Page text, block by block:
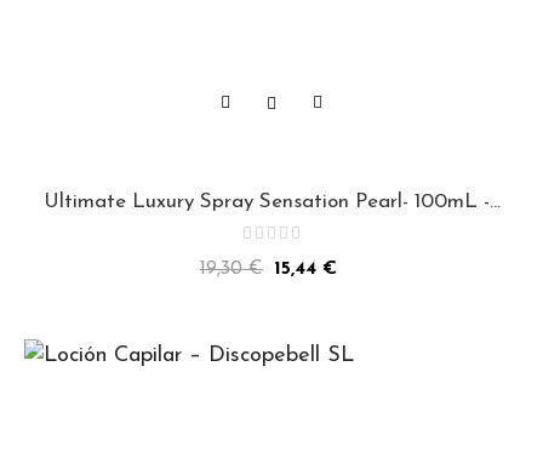
Ultimate Luxury Spray Sensation Pearl- 100mL -...
Precio
19,30 € Precio
15,44 €